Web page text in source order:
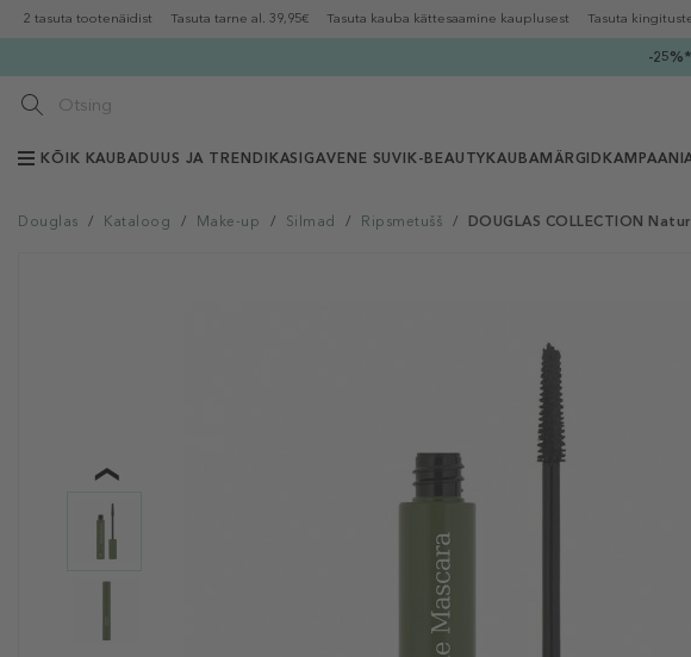
2 tasuta tootenäidist Tasuta tarne al. 39,95€ Tasuta kauba kättesaamine kauplusest Tasuta
-25%*
KÕIK KAUBADUUS JA TRENDIKAS IGAVENE SUVI K-BEAUTY KAUBAMÄRGID
Douglas / Kataloog / Make-up / Silmad / Ripsmetušš / DOUGLAS COLLECTION